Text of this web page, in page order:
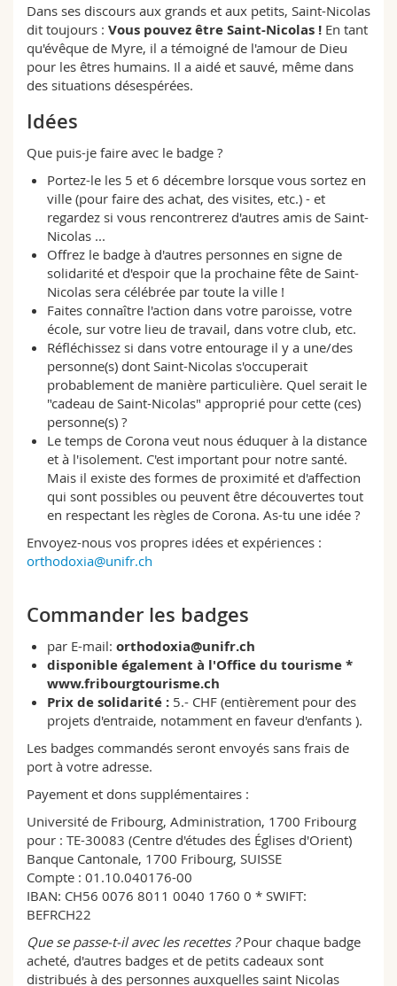
Dans ses discours aux grands et aux petits, Saint-Nicolas
dit toujours : Vous pouvez être Saint-Nicolas ! En tant
qu'évêque de Myre, il a témoigné de l'amour de Dieu
pour les êtres humains. Il a aidé et sauvé, même dans
des situations désespérées.
Idées
Que puis-je faire avec le badge ?
Portez-le les 5 et 6 décembre lorsque vous sortez en
ville (pour faire des achat, des visites, etc.) - et
regardez si vous rencontrerez d'autres amis de Saint-
Nicolas ...
Offrez le badge à d'autres personnes en signe de
solidarité et d'espoir que la prochaine fête de Saint-
Nicolas sera célébrée par toute la ville !
Faites connaître l'action dans votre paroisse, votre
école, sur votre lieu de travail, dans votre club, etc.
Réfléchissez si dans votre entourage il y a une/des
personne(s) dont Saint-Nicolas s'occuperait
probablement de manière particulière. Quel serait le
"cadeau de Saint-Nicolas" approprié pour cette (ces)
personne(s) ?
Le temps de Corona veut nous éduquer à la distance
et à l'isolement. C'est important pour notre santé.
Mais il existe des formes de proximité et d'affection
qui sont possibles ou peuvent être découvertes tout
en respectant les règles de Corona. As-tu une idée ?
Envoyez-nous vos propres idées et expériences :
orthodoxia@unifr.ch
Commander les badges
par E-mail: orthodoxia@unifr.ch
disponible également à l'Office du tourisme *
www.fribourgtourisme.ch
Prix de solidarité :5.- CHF (entièrement pour des
projets d'entraide, notamment en faveur d'enfants ).
Les badges commandés seront envoyés sans frais de
port à votre adresse.
Payement et dons supplémentaires :
Université de Fribourg, Administration, 1700 Fribourg
pour : TE-30083 (Centre d'études des Églises d'Orient)
Banque Cantonale, 1700 Fribourg, SUISSE
Compte : 01.10.040176-00
IBAN: CH56 0076 8011 0040 1760 0 * SWIFT:
BEFRCH22
Que se passe-t-il avec les recettes ?Pour chaque badge
acheté, d'autres badges et de petits cadeaux sont
distribués à des personnes auxquelles saint Nicolas